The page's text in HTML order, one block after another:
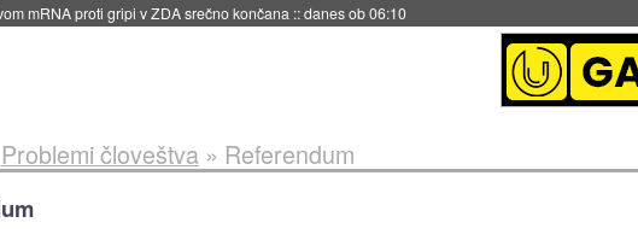
začel predvajati reklame::danes ob 06:09
Problemi človeštva» Referendum